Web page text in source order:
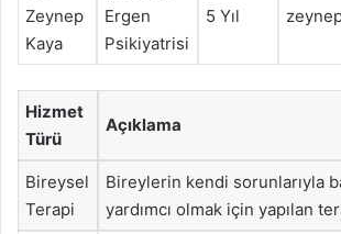
Zeynep
Kaya
Ergen
Psikiyatrisi
5 Yıl
Hizmet
Türü
Açıklama
Bireysel
Terapi
Bireylerin kendi sorunlarıyla
yardımcı olmak için yapılan